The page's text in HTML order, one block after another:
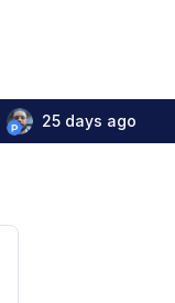
25 days ago